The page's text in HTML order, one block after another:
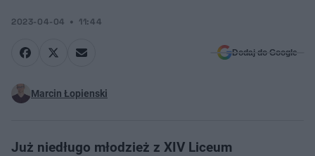
2023-04-04 11:44
Dodaj do Google
Marcin Łopienski
Już niedługo młodzież z XIV Liceum